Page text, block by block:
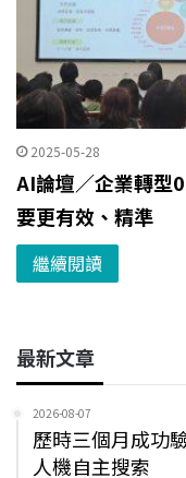
2025-05-28
AI論壇／企業轉型
要更有效、精準
繼續閱讀
最新文章
2026-08-07
歷時三個月成功
人機自主搜索